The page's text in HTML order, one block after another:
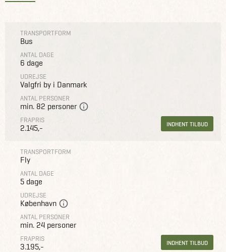
TRANSPORTFORM
Bus
ANTAL DAGE
6 dage
UDREJSE
Valgfri by i Danmark
ANTAL PERSONER
min. 82 personer
FRAPRIS
2.145,- INDHENT TILBUD
TRANSPORTFORM
Fly
ANTAL DAGE
5 dage
UDREJSE
København
ANTAL PERSONER
min. 24 personer
FRAPRIS
3.195,- INDHENT TILBUD